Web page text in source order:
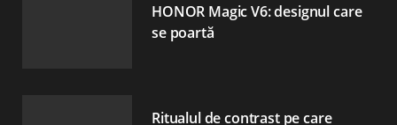
HONOR Magic V6: designul care
se poartă
Ritualul de contrast pe care